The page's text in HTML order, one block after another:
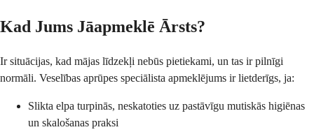
Kad Jums Jāapmeklē Ārsts?
Ir situācijas, kad mājas līdzekļi nebūs pietiekami, un tas ir pilnīgi
normāli. Veselības aprūpes speciālista apmeklējums ir lietderīgs, ja:
Slikta elpa turpinās, neskatoties uz pastāvīgu mutiskās higiēnas
un skalošanas praksi